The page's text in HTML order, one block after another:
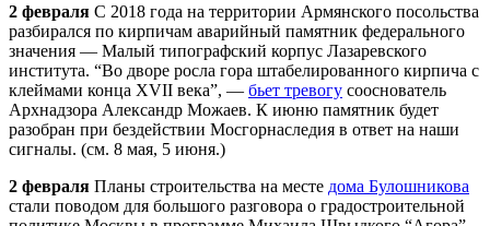
2 февраля С 2018 года на территории Армянского посольства
разбирался по кирпичам аварийный памятник федерального
значения — Малый типографский корпус Лазаревского
института. “Во дворе росла гора штабелированного кирпича с
клеймами конца XVII века”, — бьет тревогу сооснователь
Архнадзора Александр Можаев. К июню памятник будет
разобран при бездействии Мосгорнаследия в ответ на наши
сигналы. (см. 8 мая, 5 июня.)
2 февраля Планы строительства на месте дома Булошникова
стали поводом для большого разговора о градостроительной